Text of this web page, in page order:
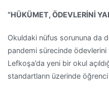
“HÜKÜMET, ÖDEVLERİNİ
Okuldaki nüfus sorununa da
pandemi sürecinde ödevlerini
Lefkoşa’da yeni bir okul
standartların üzerinde öğrenci